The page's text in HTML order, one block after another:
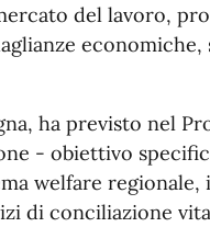
del lavoro,
economiche,
ha previsto nel
- obiettivo
welfare regionale,
di conciliazione